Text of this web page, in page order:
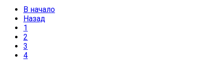
В начало
Назад
1
2
3
4